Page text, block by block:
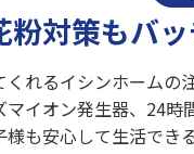
対策もバッ
れるイシンホームの
イオン発生器、24
も安心して生活でき